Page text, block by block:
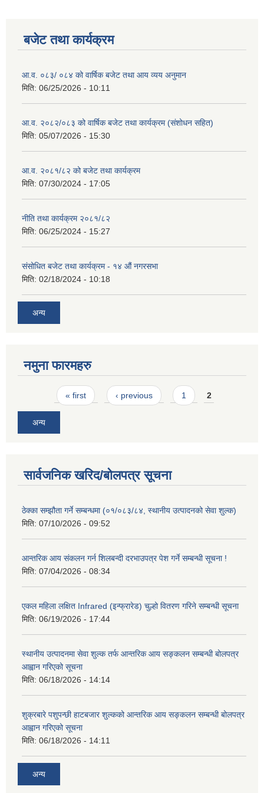
बजेट तथा कार्यक्रम
आ.व. ०८३/ ०८४ को वार्षिक बजेट तथा आय व्यय अनुमान
मिति: 06/25/2026 - 10:11
आ.व. २०८२/०८३ को वार्षिक बजेट तथा कार्यक्रम (संशोधन सहित)
मिति: 05/07/2026 - 15:30
आ.व. २०८१/८२ को बजेट तथा कार्यक्रम
मिति: 07/30/2024 - 17:05
नीति तथा कार्यक्रम २०८१/८२
मिति: 06/25/2024 - 15:27
संसोधित बजेट तथा कार्यक्रम - १४ औं नगरसभा
मिति: 02/18/2024 - 10:18
अन्य
नमुना फारमहरु
Pages« first ‹ previous 1 2
अन्य
सार्वजनिक खरिद/बोलपत्र सूचना
ठेक्का सम्झौता गर्ने सम्बन्धमा (०१/०८३/८४, स्थानीय उत्पादनको सेवा शुल्क)
मिति: 07/10/2026 - 09:52
आन्तरिक आय संकलन गर्न शिलबन्दी दरभाउपत्र पेश गर्ने सम्बन्धी सूचना !
मिति: 07/04/2026 - 08:34
एकल महिला लक्षित Infrared (इन्फ्रारेड) चुल्हो वितरण गरिने सम्बन्धी सूचना
मिति: 06/19/2026 - 17:44
स्थानीय उत्पादनमा सेवा शुल्क तर्फ आन्तरिक आय सङ्कलन सम्बन्धी बोलपत्र
आह्वान गरिएको सूचना
मिति: 06/18/2026 - 14:14
शुक्रबारे पशुपन्छी हाटबजार शुल्कको आन्तरिक आय सङ्कलन सम्बन्धी बोलपत्र
आह्वान गरिएको सूचना
मिति: 06/18/2026 - 14:11
अन्य